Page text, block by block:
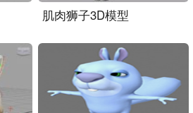
肌肉狮子3D模型